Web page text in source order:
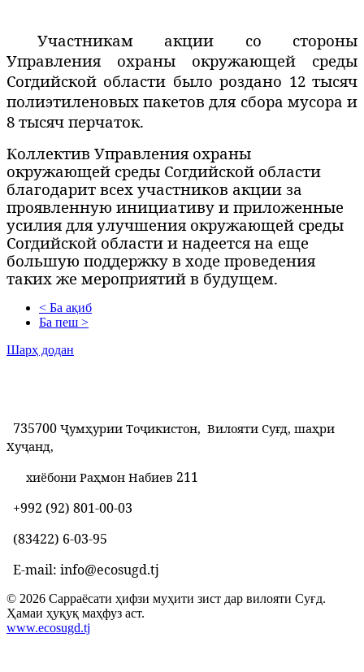
Участникам акции со стороны
Управления охраны окружающей среды
Согдийской области было роздано 12 тысяч
полиэтиленовых пакетов для сбора мусора и
8 тысяч перчаток.
Коллектив Управления охраны
окружающей среды Согдийской области
благодарит всех участников акции за
проявленную инициативу и приложенные
усилия для улучшения окружающей среды
Согдийской области и надеется на еще
большую поддержку в ходе проведения
таких же мероприятий в будущем.
< Ба ақиб
Ба пеш >
Шарҳ додан
735700 Ҷумҳурии Тоҷикистон, Вилояти Суғд, шаҳри
Хуҷанд,
хиёбони Раҳмон Набиев 211
+992 (92) 801-00-03
(83422) 6-03-95
E-mail: info@ecosugd.tj
© 2026 Сарраёсати ҳифзи муҳити зист дар вилояти Суғд.
Ҳамаи ҳуқуқ маҳфуз аст.
www.ecosugd.tj